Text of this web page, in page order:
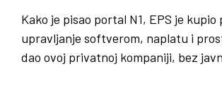
Kako je pisao portal N1, EPS je
upravljanje softverom, naplatu i
dao ovoj privatnoj kompaniji, bez